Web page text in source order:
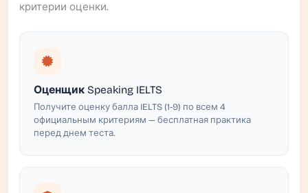
критерии оценки.
Оценщик Speaking IELTS
Получите оценку балла IELTS (1-9) по всем 4
официальным критериям — бесплатная практика
перед днем теста.